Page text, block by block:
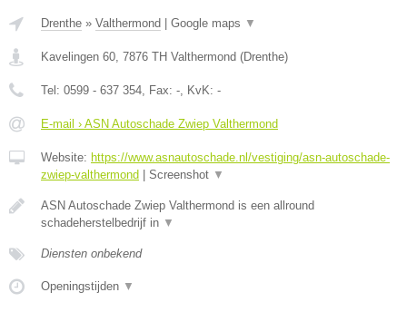
Drenthe » Valthermond Google maps ▼
Kavelingen 60, 7876 TH Valthermond (Drenthe)
Tel: 0599 - 637 354, Fax: -, KvK: -
E-mail › ASN Autoschade Zwiep Valthermond
Website: https://www.asnautoschade.nl/vestiging/asn-autoschade-
zwiep-valthermond
Screenshot ▼
ASN Autoschade Zwiep Valthermond is een allround
schadeherstelbedrijf in ▼
Diensten onbekend
Openingstijden ▼